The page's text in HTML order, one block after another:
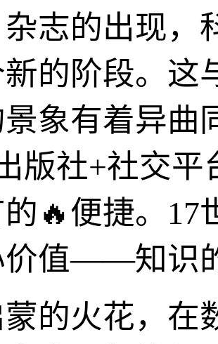
志的出现，
的阶段。这
象有着异曲
版社+社交
🔥便捷。17
价值——知识
的火花，在